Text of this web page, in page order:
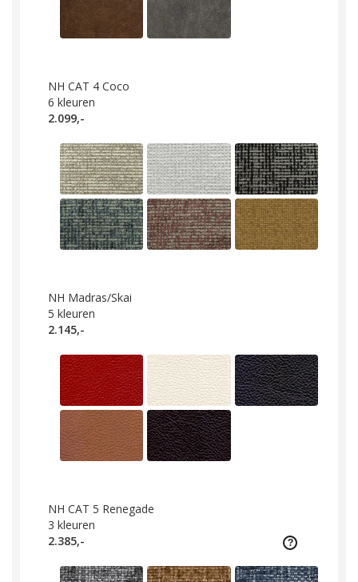
NH CAT 4 Coco
6 kleuren
2.099,-
NH Madras/Skai
5 kleuren
2.145,-
NH CAT 5 Renegade
3 kleuren
2.385,-